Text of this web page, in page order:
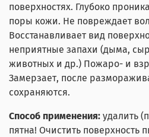
поверхностях. Глубоко
поры кожи. Не повреждает
Восстанавливает вид
неприятные запахи (дыма,
животных и др.) Пожаро- и
Замерзает, после
сохраняются.
Способ применения: удалить
пятна! Очистить поверхность